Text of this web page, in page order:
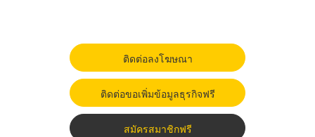
ติดต่อลงโฆษณา
ติดต่อขอเพิ่มข้อมูลธุรกิจฟรี
สมัครสมาชิกฟรี